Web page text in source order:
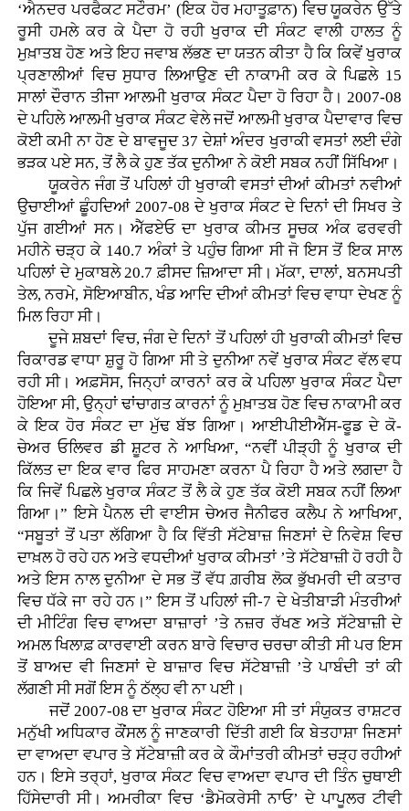
‘ਐਨਦਰ ਪਰਫੈਕਟ ਸਟੌਰਮ’ (ਇਕ ਹੋਰ ਮਹਾਤੂਫ਼ਾਨ) ਵਿਚ ਯੂਕਰੇਨ ਉੱਤੇ
ਰੂਸੀ ਹਮਲੇ ਕਰ ਕੇ ਪੈਦਾ ਹੋ ਰਹੀ ਖੁਰਾਕ ਦੀ ਸੰਕਟ ਵਾਲੀ ਹਾਲਤ ਨੂੰ
ਮੁਖ਼ਾਤਬ ਹੋਣ ਅਤੇ ਇਹ ਜਵਾਬ ਲੱਭਣ ਦਾ ਯਤਨ ਕੀਤਾ ਹੈ ਕਿ ਕਿਵੇਂ ਖੁਰਾਕ
ਪ੍ਰਣਾਲੀਆਂ ਵਿਚ ਸੁਧਾਰ ਲਿਆਉਣ ਦੀ ਨਾਕਾਮੀ ਕਰ ਕੇ ਪਿਛਲੇ 15
ਸਾਲਾਂ ਦੌਰਾਨ ਤੀਜਾ ਆਲਮੀ ਖੁਰਾਕ ਸੰਕਟ ਪੈਦਾ ਹੋ ਰਿਹਾ ਹੈ। 2007-08
ਦੇ ਪਹਿਲੇ ਆਲਮੀ ਖੁਰਾਕ ਸੰਕਟ ਵੇਲੇ ਜਦੋਂ ਆਲਮੀ ਖੁਰਾਕ ਪੈਦਾਵਾਰ ਵਿਚ
ਕੋਈ ਕਮੀ ਨਾ ਹੋਣ ਦੇ ਬਾਵਜੂਦ 37 ਦੇਸ਼ਾਂ ਅੰਦਰ ਖੁਰਾਕੀ ਵਸਤਾਂ ਲਈ ਦੰਗੇ
ਭੜਕ ਪਏ ਸਨ, ਤੋਂ ਲੈ ਕੇ ਹੁਣ ਤੱਕ ਦੁਨੀਆ ਨੇ ਕੋਈ ਸਬਕ ਨਹੀਂ ਸਿੱਖਿਆ।
ਯੂਕਰੇਨ ਜੰਗ ਤੋਂ ਪਹਿਲਾਂ ਹੀ ਖੁਰਾਕੀ ਵਸਤਾਂ ਦੀਆਂ ਕੀਮਤਾਂ ਨਵੀਆਂ
ਉਚਾਈਆਂ ਛੂੰਹਦਿਆਂ 2007-08 ਦੇ ਖੁਰਾਕ ਸੰਕਟ ਦੇ ਦਿਨਾਂ ਦੀ ਸਿਖਰ ਤੇ
ਪੁੱਜ ਗਈਆਂ ਸਨ। ਐੱਫਏਓ ਦਾ ਖੁਰਾਕ ਕੀਮਤ ਸੂਚਕ ਅੰਕ ਫਰਵਰੀ
ਮਹੀਨੇ ਚੜ੍ਹ ਕੇ 140.7 ਅੰਕਾਂ ਤੇ ਪਹੁੰਚ ਗਿਆ ਸੀ ਜੋ ਇਸ ਤੋਂ ਇਕ ਸਾਲ
ਪਹਿਲਾਂ ਦੇ ਮੁਕਾਬਲੇ 20.7 ਫ਼ੀਸਦ ਜ਼ਿਆਦਾ ਸੀ। ਮੱਕਾ, ਦਾਲਾਂ, ਬਨਸਪਤੀ
ਤੇਲ, ਨਰਮੇ, ਸੋਇਆਬੀਨ, ਖੰਡ ਆਦਿ ਦੀਆਂ ਕੀਮਤਾਂ ਵਿਚ ਵਾਧਾ ਦੇਖਣ ਨੂੰ
ਮਿਲ ਰਿਹਾ ਸੀ।
ਦੂਜੇ ਸ਼ਬਦਾਂ ਵਿਚ, ਜੰਗ ਦੇ ਦਿਨਾਂ ਤੋਂ ਪਹਿਲਾਂ ਹੀ ਖੁਰਾਕੀ ਕੀਮਤਾਂ ਵਿਚ
ਰਿਕਾਰਡ ਵਾਧਾ ਸ਼ੁਰੂ ਹੋ ਗਿਆ ਸੀ ਤੇ ਦੁਨੀਆ ਨਵੇਂ ਖੁਰਾਕ ਸੰਕਟ ਵੱਲ ਵਧ
ਰਹੀ ਸੀ। ਅਫ਼ਸੋਸ, ਜਿਨ੍ਹਾਂ ਕਾਰਨਾਂ ਕਰ ਕੇ ਪਹਿਲਾ ਖੁਰਾਕ ਸੰਕਟ ਪੈਦਾ
ਹੋਇਆ ਸੀ, ਉਨ੍ਹਾਂ ਢਾਂਚਾਗਤ ਕਾਰਨਾਂ ਨੂੰ ਮੁਖ਼ਾਤਬ ਹੋਣ ਵਿਚ ਨਾਕਾਮੀ ਕਰ
ਕੇ ਇਕ ਹੋਰ ਸੰਕਟ ਦਾ ਮੁੱਢ ਬੱਝ ਗਿਆ। ਆਈਪੀਈਐੱਸ-ਫੂਡ ਦੇ ਕੋ-
ਚੇਅਰ ਓਲਿਵਰ ਡੀ ਸ਼ੂਟਰ ਨੇ ਆਖਿਆ, “ਨਵੀਂ ਪੀੜ੍ਹੀ ਨੂੰ ਖੁਰਾਕ ਦੀ
ਕਿੱਲਤ ਦਾ ਇਕ ਵਾਰ ਫਿਰ ਸਾਹਮਣਾ ਕਰਨਾ ਪੈ ਰਿਹਾ ਹੈ ਅਤੇ ਲਗਦਾ ਹੈ
ਕਿ ਜਿਵੇਂ ਪਿਛਲੇ ਖੁਰਾਕ ਸੰਕਟ ਤੋਂ ਲੈ ਕੇ ਹੁਣ ਤੱਕ ਕੋਈ ਸਬਕ ਨਹੀਂ ਲਿਆ
ਗਿਆ।” ਇਸੇ ਪੈਨਲ ਦੀ ਵਾਈਸ ਚੇਅਰ ਜੈਨੀਫਰ ਕਲੈਪ ਨੇ ਆਖਿਆ,
“ਸਬੂਤਾਂ ਤੋਂ ਪਤਾ ਲੱਗਿਆ ਹੈ ਕਿ ਵਿੱਤੀ ਸੱਟੇਬਾਜ਼ ਜਿਣਸਾਂ ਦੇ ਨਿਵੇਸ਼ ਵਿਚ
ਦਾਖ਼ਲ ਹੋ ਰਹੇ ਹਨ ਅਤੇ ਵਧਦੀਆਂ ਖੁਰਾਕ ਕੀਮਤਾਂ ’ਤੇ ਸੱਟੇਬਾਜ਼ੀ ਹੋ ਰਹੀ ਹੈ
ਅਤੇ ਇਸ ਨਾਲ ਦੁਨੀਆ ਦੇ ਸਭ ਤੋਂ ਵੱਧ ਗ਼ਰੀਬ ਲੋਕ ਭੁੱਖਮਰੀ ਦੀ ਕਤਾਰ
ਵਿਚ ਧੱਕੇ ਜਾ ਰਹੇ ਹਨ।” ਇਸ ਤੋਂ ਪਹਿਲਾਂ ਜੀ-7 ਦੇ ਖੇਤੀਬਾੜੀ ਮੰਤਰੀਆਂ
ਦੀ ਮੀਟਿੰਗ ਵਿਚ ਵਾਅਦਾ ਬਾਜ਼ਾਰਾਂ ’ਤੇ ਨਜ਼ਰ ਰੱਖਣ ਅਤੇ ਸੱਟੇਬਾਜ਼ੀ ਦੇ
ਅਮਲ ਖਿਲਾਫ਼ ਕਾਰਵਾਈ ਕਰਨ ਬਾਰੇ ਵਿਚਾਰ ਚਰਚਾ ਕੀਤੀ ਸੀ ਪਰ ਇਸ
ਤੋਂ ਬਾਅਦ ਵੀ ਜਿਣਸਾਂ ਦੇ ਬਾਜ਼ਾਰ ਵਿਚ ਸੱਟੇਬਾਜ਼ੀ ’ਤੇ ਪਾਬੰਦੀ ਤਾਂ ਕੀ
ਲੱਗਣੀ ਸੀ ਸਗੋਂ ਇਸ ਨੂੰ ਠੱਲ੍ਹ ਵੀ ਨਾ ਪਈ।
ਜਦੋਂ 2007-08 ਦਾ ਖੁਰਾਕ ਸੰਕਟ ਹੋਇਆ ਸੀ ਤਾਂ ਸੰਯੁਕਤ ਰਾਸ਼ਟਰ
ਮਨੁੱਖੀ ਅਧਿਕਾਰ ਕੌਂਸਲ ਨੂੰ ਜਾਣਕਾਰੀ ਦਿੱਤੀ ਗਈ ਕਿ ਬੇਤਹਾਸ਼ਾ ਜਿਣਸਾਂ
ਦਾ ਵਾਅਦਾ ਵਪਾਰ ਤੇ ਸੱਟੇਬਾਜ਼ੀ ਕਰ ਕੇ ਕੌਮਾਂਤਰੀ ਕੀਮਤਾਂ ਚੜ੍ਹ ਰਹੀਆਂ
ਹਨ। ਇਸੇ ਤਰ੍ਹਾਂ, ਖੁਰਾਕ ਸੰਕਟ ਵਿਚ ਵਾਅਦਾ ਵਪਾਰ ਦੀ ਤਿੰਨ ਚੁਥਾਈ
ਹਿੱਸੇਦਾਰੀ ਸੀ। ਅਮਰੀਕਾ ਵਿਚ ‘ਡੈਮੋਕਰੇਸੀ ਨਾਓ’ ਦੇ ਪਾਪੂਲਰ ਟੀਵੀ